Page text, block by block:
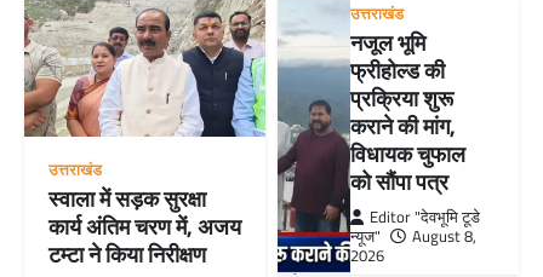
उत्तराखंड
स्वाला में सड़क सुरक्षा
कार्य अंतिम चरण में, अजय
टम्टा ने किया निरीक्षण
उत्तराखंड
नजूल भूमि
फ्रीहोल्ड की
प्रक्रिया शुरू
कराने की मांग,
विधायक चुफाल
को सौंपा पत्र
Editor "देवभूमि टूडे
न्यूज"
August 8,
2026